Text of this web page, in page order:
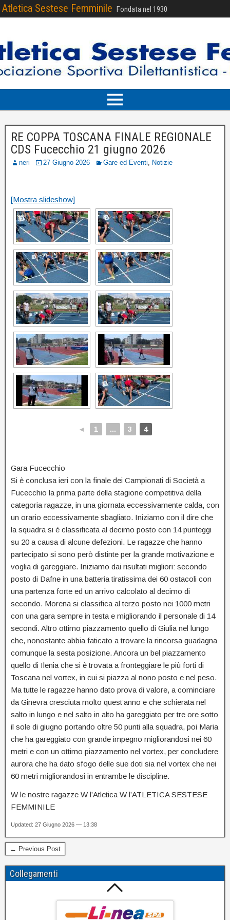
Atletica Sestese Femminile Fondata nel 1930
RE COPPA TOSCANA FINALE REGIONALE
CDS Fucecchio 21 giugno 2026
neri 27 Giugno 2026 Gare ed Eventi, Notizie
[Mostra slideshow]
◄ 1 ... 3 4
Gara Fucecchio
Si è conclusa ieri con la finale dei Campionati di Società a
Fucecchio la prima parte della stagione competitiva della
categoria ragazze, in una giornata eccessivamente calda, con
un orario eccessivamente sbagliato. Iniziamo con il dire che
la squadra si è classificata al decimo posto con 14 punteggi
su 20 a causa di alcune defezioni. Le ragazze che hanno
partecipato si sono però distinte per la grande motivazione e
voglia di gareggiare. Iniziamo dai risultati migliori: secondo
posto di Dafne in una batteria tiratissima dei 60 ostacoli con
una partenza forte ed un arrivo calcolato al decimo di
secondo. Morena si classifica al terzo posto nei 1000 metri
con una gara sempre in testa e migliorando il personale di 14
secondi. Altro ottimo piazzamento quello di Giulia nel lungo
che, nonostante abbia faticato a trovare la rincorsa guadagna
comunque la sesta posizione. Ancora un bel piazzamento
quello di Ilenia che si è trovata a fronteggiare le più forti di
Toscana nel vortex, in cui si piazza al nono posto e nel peso.
Ma tutte le ragazze hanno dato prova di valore, a cominciare
da Ginevra cresciuta molto quest’anno e che schierata nel
salto in lungo e nel salto in alto ha gareggiato per tre ore sotto
il sole di giugno portando oltre 50 punti alla squadra, poi Maria
che ha gareggiato con grande impegno migliorandosi nei 60
metri e con un ottimo piazzamento nel vortex, per concludere
aurora che ha dato sfogo delle sue doti sia nel vortex che nei
60 metri migliorandosi in entrambe le discipline.
W le nostre ragazze W l’Atletica W l’ATLETICA SESTESE
FEMMINILE
Updated: 27 Giugno 2026 — 13:38
← Previous Post
Collegamenti